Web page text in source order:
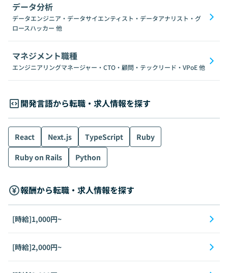
データ分析
データエンジニア・データサイエンティスト・データアナリスト・グ
ロースハッカー 他
マネジメント職種
エンジニアリングマネージャー・CTO・顧問・テックリード・VPoE他
開発言語から転職・求人情報を探す
React Next.js TypeScript
Ruby
Ruby on Rails
Python
報酬から転職・求人情報を探す
[時給]1,000円~
[時給]2,000円~